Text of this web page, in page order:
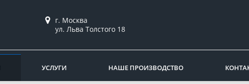
г. Москва
ул. Льва Толстого 18
УСЛУГИ НАШЕ ПРОИЗВОДСТВО